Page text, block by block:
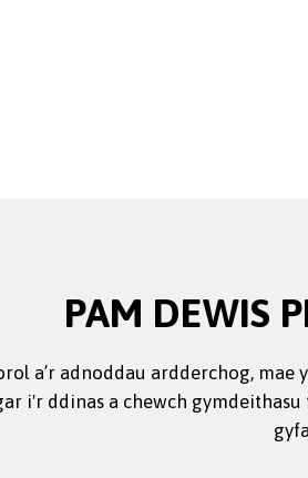
PAM DEWIS
a’r adnoddau ardderchog,
i'r ddinas a chewch